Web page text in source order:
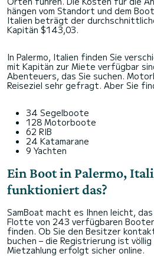
hängen vom Standort und dem
Italien beträgt der
Kapitän $143,03.
In Palermo, Italien finden Sie
mit Kapitän zur Miete verfügbar
Abenteuers, das Sie suchen.
Reiseziel sehr gefragt. Aber Sie
34 Segelboote
128 Motorboote
62 RIB
24 Katamarane
9 Yachten
Ein Boot in Palermo,
funktioniert das?
SamBoat macht es Ihnen leicht,
Flotte von 243 verfügbaren
finden. Ob Sie den Besitzer
buchen – die Registrierung ist
Mietzahlung erfolgt sicher online.